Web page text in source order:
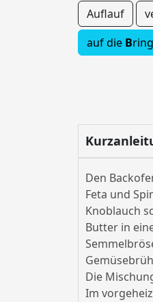
Auflauf
auf die B
Den
Feta und
Knoblauch
Butter in
Die
Im